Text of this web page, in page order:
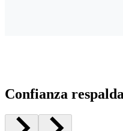
Confianza